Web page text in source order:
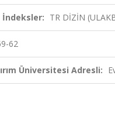
İndeksler: TR DİZİN
62
Üniversitesi Adresli: